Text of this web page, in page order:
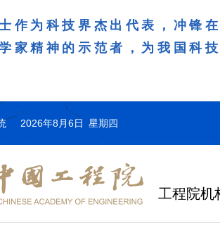
作为科技界杰出代表，冲锋
家精神的示范者，为我国科
2026年8月6日 星期四
工程院机